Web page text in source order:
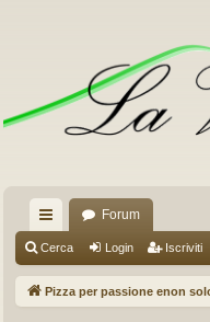
oll
eg
Forum
Cerca Login Iscriviti
Pizza per passione enon